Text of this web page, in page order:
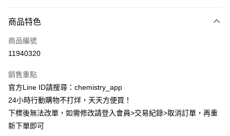
信用卡一次付款
超商取貨付款
Apple Pay
街口支付
悠遊付
商品特色
商品編號
11940320
銷售重點
官方Line ID請搜尋：chemistry_app
24小時行動購物不打烊，天天方便買！
下標後無法改單，如需修改請登入會員>交易紀錄>取消訂單，再重
新下單即可